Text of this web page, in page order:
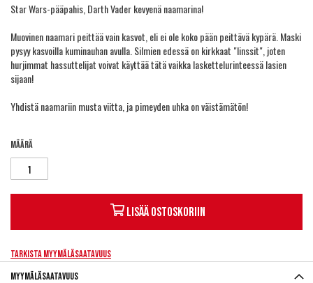
Star Wars-pääpahis, Darth Vader kevyenä naamarina!
Muovinen naamari peittää vain kasvot, eli ei ole koko pään peittävä kypärä. Maski
pysyy kasvoilla kuminauhan avulla. Silmien edessä on kirkkaat "linssit", joten
hurjimmat hassuttelijat voivat käyttää tätä vaikka laskettelurinteessä lasien
sijaan!
Yhdistä naamariin mustaviitta , ja pimeyden uhka on väistämätön!
Määrä
Lisää ostoskoriin
Tarkista myymäläsaatavuus
Myymäläsaatavuus